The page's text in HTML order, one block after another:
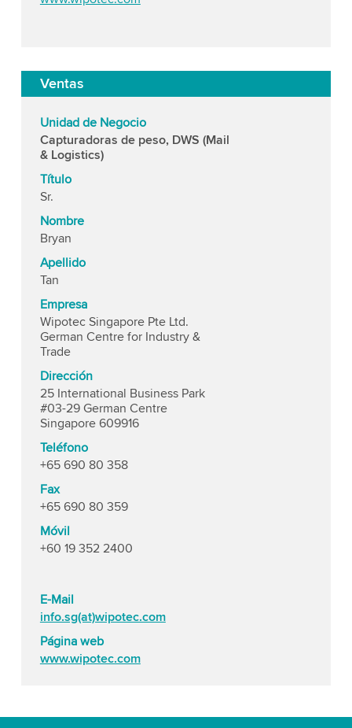
Ventas
Unidad de Negocio
Capturadoras de peso, DWS (Mail
& Logistics)
Título
Sr.
Nombre
Bryan
Apellido
Tan
Empresa
Wipotec Singapore Pte Ltd.
German Centre for Industry &
Trade
Dirección
25 International Business Park
#03-29 German Centre
Singapore 609916
Teléfono
+65 690 80 358
Fax
+65 690 80 359
Móvil
+60 19 352 2400
E-Mail
info.sg(at)wipotec.com
Página web
www.wipotec.com